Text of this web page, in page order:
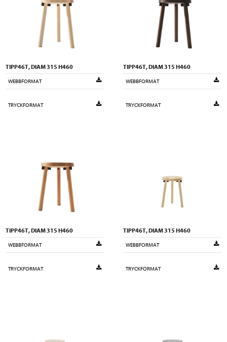
TIPP46T, DIAM 315 H460
WEBBFORMAT
TRYCKFORMAT
TIPP46T, DIAM 315 H460
WEBBFORMAT
TRYCKFORMAT
TIPP46T, DIAM 315 H460
WEBBFORMAT
TRYCKFORMAT
TIPP46T, DIAM 315 H460
WEBBFORMAT
TRYCKFORMAT